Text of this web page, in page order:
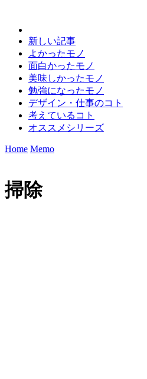
新しい記事
よかったモノ
面白かったモノ
美味しかったモノ
勉強になったモノ
デザイン・仕事のコト
考えているコト
オススメシリーズ
Home Memo
掃除